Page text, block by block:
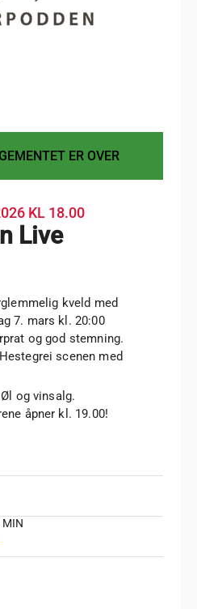
ER OVER
KL 18.00
Live
kveld med
7. mars kl. 20:00
og god stemning.
scenen med
og vinsalg.
åpner kl. 19.00!
MIN